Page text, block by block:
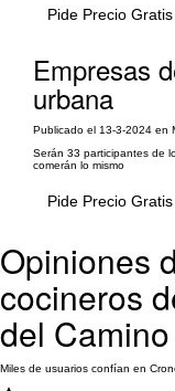
Pide Precio Gratis
Empresas
urbana
Publicado el 13-3-2024 en
Serán 33 participantes de
comerán lo mismo
Pide Precio Gratis
Opiniones
cocineros
del Camino
Miles de usuarios confían en